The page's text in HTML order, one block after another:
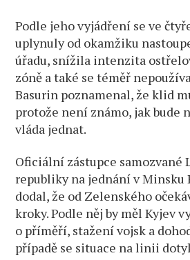
Podle jeho vyjádření se ve
uplynuly od okamžiku
úřadu, snížila intenzita
zóně a také se téměř
Basurin poznamenal, že klid
protože není známo, jak bude
vláda jednat.
Oficiální zástupce samozvané
republiky na jednání v
dodal, že od Zelenského
kroky. Podle něj by měl Kyjev
o příměří, stažení vojsk a
případě se situace na linii